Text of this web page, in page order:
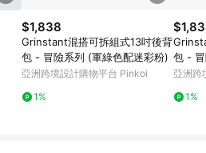
$1,838
Grinstant混搭可拆組式13吋後背
包 - 冒險系列 (軍綠色配迷彩粉)
亞洲跨境設計購物平台 Pinkoi
1%
包 -
亞洲跨
1%